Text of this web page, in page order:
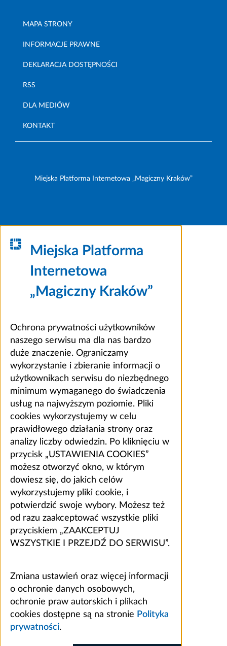
MAPA STRONY
INFORMACJE PRAWNE
DEKLARACJA DOSTĘPNOŚCI
RSS
DLA MEDIÓW
KONTAKT
Miejska Platforma Internetowa „Magiczny Kraków”
Miejska Platforma
Internetowa
„Magiczny Kraków”
Ochrona prywatności użytkowników
naszego serwisu ma dla nas bardzo
duże znaczenie. Ograniczamy
wykorzystanie i zbieranie informacji o
użytkownikach serwisu do niezbędnego
minimum wymaganego do świadczenia
usług na najwyższym poziomie. Pliki
cookies wykorzystujemy w celu
prawidłowego działania strony oraz
analizy liczby odwiedzin. Po kliknięciu w
przycisk „USTAWIENIA COOKIES”
możesz otworzyć okno, w którym
dowiesz się, do jakich celów
wykorzystujemy pliki cookie, i
potwierdzić swoje wybory. Możesz też
od razu zaakceptować wszystkie pliki
przyciskiem „ZAAKCEPTUJ
WSZYSTKIE I PRZEJDŹ DO SERWISU”.
Zmiana ustawień oraz więcej informacji
o ochronie danych osobowych,
ochronie praw autorskich i plikach
cookies dostępne są na stronie Polityka
prywatności.